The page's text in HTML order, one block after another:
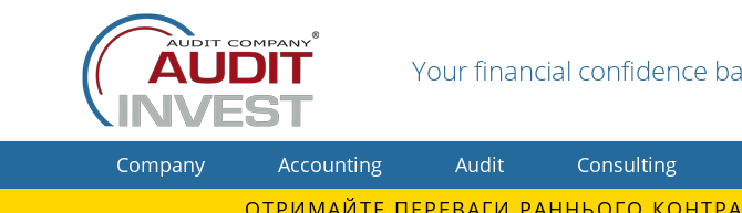
Your financial confidence
Company
Accounting Audit Consulting